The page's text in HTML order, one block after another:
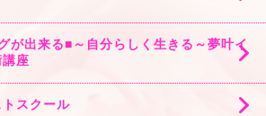
が出来る■～自分らしく生きる～夢叶イ
座
スクール